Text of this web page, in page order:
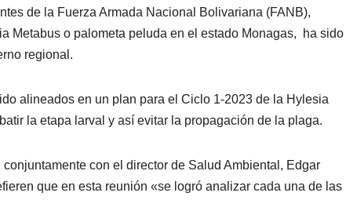
de la Fuerza Armada Nacional Bolivariana (FANB),
Metabus o palometa peluda en el estado Monagas, ha sido
regional.
alineados en un plan para el Ciclo 1-2023 de la Hylesia
la etapa larval y así evitar la propagación de la plaga.
con el director de Salud Ambiental, Edgar
que en esta reunión «se logró analizar cada una de las